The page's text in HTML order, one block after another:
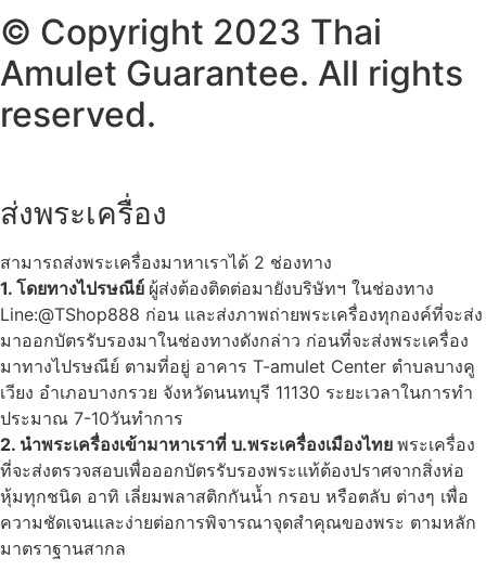
© Copyright 2023 Thai
Amulet Guarantee. All rights
reserved.
ส่งพระเครื่อง
สามารถส่งพระเครื่องมาหาเราได้ 2 ช่องทาง
1. โดยทางไปรษณีย์ ผู้ส่งต้องติดต่อมายังบริษัทฯ ในช่องทาง
Line:@TShop888 ก่อน และส่งภาพถ่ายพระเครื่องทุกองค์ที่จะส่ง
มาออกบัตรรับรองมาในช่องทางดังกล่าว ก่อนที่จะส่งพระเครื่อง
มาทางไปรษณีย์ ตามที่อยู่ อาคาร T-amulet Center ตำบลบางคู
เวียง อำเภอบางกรวย จังหวัดนนทบุรี 11130 ระยะเวลาในการทำ
ประมาณ 7-10วันทำการ
2. นำพระเครื่องเข้ามาหาเราที่ บ.พระเครื่องเมืองไทย พระเครื่อง
ที่จะส่งตรวจสอบเพื่อออกบัตรรับรองพระแท้ต้องปราศจากสิ่งห่อ
หุ้มทุกชนิด อาทิ เลี่ยมพลาสติกกันน้ำ กรอบ หรือตลับ ต่างๆ เพื่อ
ความชัดเจนและง่ายต่อการพิจารณาจุดสำคุณของพระ ตามหลัก
มาตราฐานสากล